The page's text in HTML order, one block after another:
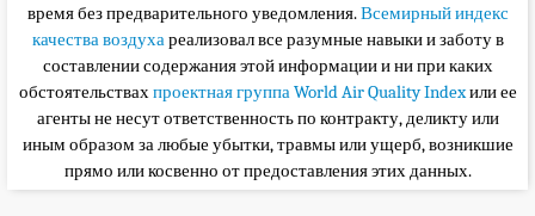
время без предварительного уведомления.Всемирный индекс
качества воздуха реализовал все разумные навыки и заботу в
составлении содержания этой информации и ни при каких
обстоятельствах проектная группа World Air Quality Indexили ее
агенты не несут ответственность по контракту, деликту или
иным образом за любые убытки, травмы или ущерб, возникшие
прямо или косвенно от предоставления этих данных.